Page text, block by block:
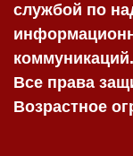
службой по
коммуникаций.
Все права
Возрастное